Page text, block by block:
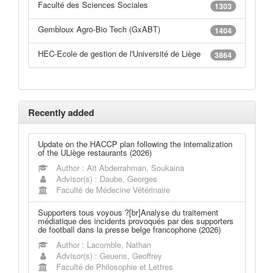
Faculté des Sciences Sociales 1303
Gembloux Agro-Bio Tech (GxABT) 1404
HEC-Ecole de gestion de l'Université de Liège 3864
Recently added
Update on the HACCP plan following the internalization
of the ULiège restaurants (2026)
Author : Ait Abderrahman, Soukaina
Advisor(s) : Daube, Georges
Faculté de Médecine Vétérinaire
Supporters tous voyous ?[br]Analyse du traitement
médiatique des incidents provoqués par des supporters
de football dans la presse belge francophone (2026)
Author : Lacomble, Nathan
Advisor(s) : Geuens, Geoffrey
Faculté de Philosophie et Lettres